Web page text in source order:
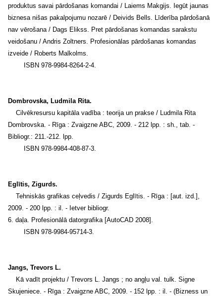
produktus savai pārdošanas komandai / Laiems Makgijs. Iegūt jaunas
biznesa nišas pakalpojumu nozarē / Deivids Bells. Līderība pārdošanā
nav vērošana / Dags Elikss. Pret pārdošanas komandas sarakstu
veidošanu / Andris Zoltners. Profesionālas pārdošanas komandas
izveide / Roberts Malkolms.
ISBN 978-9984-8264-2-4.
Dombrovska, Ludmila Rita.
Cilvēkresursu kapitāla vadība : teorija un prakse / Ludmila Rita
Dombrovska. - Rīga : Zvaigzne ABC, 2009. - 212 lpp. : sh., tab. -
Bibliogr.: 211.-212. lpp.
ISBN 978-9984-408-87-3.
Eglītis, Zigurds.
Tehniskās grafikas ceļvedis / Zigurds Eglītis. - Rīga : [aut. izd.],
2009. - 200 lpp. : il. - Ietver bibliogr.
6. daļa. Profesionālā datorgrafika [AutoCAD 2008].
ISBN 978-9984-95714-3.
Jangs, Trevors L.
Kā vadīt projektu / Trevors L. Jangs ; no angļu val. tulk. Signe
Skujeniece. - Rīga : Zvaigzne ABC, 2009. - 152 lpp. : il. - (Bizness un